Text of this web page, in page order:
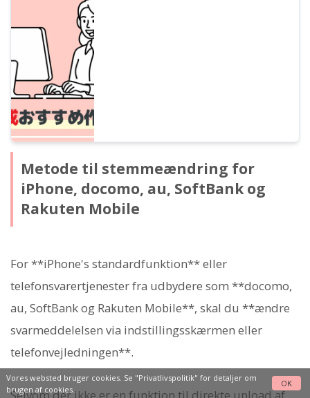
Metode til stemmeændring for
iPhone, docomo, au, SoftBank og
Rakuten Mobile
For **iPhone's standardfunktion** eller
telefonsvarertjenester fra udbydere som **docomo,
au, SoftBank og Rakuten Mobile**, skal du **ændre
svarmeddelelsen via indstillingsskærmen eller
telefonvejledningen**.
Selvom der ikke er en funktion til direkte upload af
Vores websted bruger cookies. Se "Privatlivspolitik" for detaljer om
brugen af cookies.
OK